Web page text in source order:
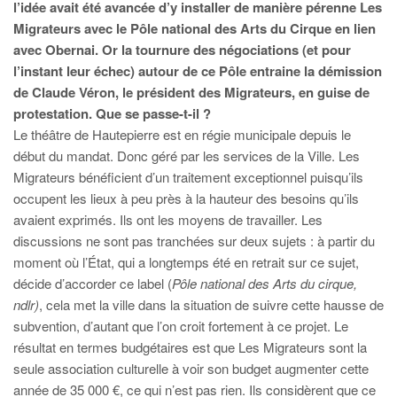
l’idée avait été avancée d’y installer de manière pérenne Les
Migrateurs avec le Pôle national des Arts du Cirque en lien
avec Obernai. Or la tournure des négociations (et pour
l’instant leur échec) autour de ce Pôle entraine la démission
de Claude Véron, le président des Migrateurs, en guise de
protestation. Que se passe-t-il ?
Le théâtre de Hautepierre est en régie municipale depuis le
début du mandat. Donc géré par les services de la Ville. Les
Migrateurs bénéficient d’un traitement exceptionnel puisqu’ils
occupent les lieux à peu près à la hauteur des besoins qu’ils
avaient exprimés. Ils ont les moyens de travailler. Les
discussions ne sont pas tranchées sur deux sujets : à partir du
moment où l’État, qui a longtemps été en retrait sur ce sujet,
décide d’accorder ce label (Pôle national des Arts du cirque,
ndlr), cela met la ville dans la situation de suivre cette hausse de
subvention, d’autant que l’on croit fortement à ce projet. Le
résultat en termes budgétaires est que Les Migrateurs sont la
seule association culturelle à voir son budget augmenter cette
année de 35 000 €, ce qui n’est pas rien. Ils considèrent que ce